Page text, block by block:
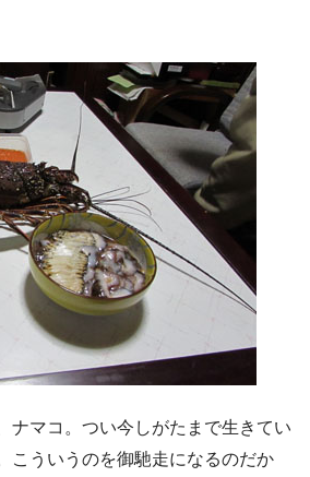
ナマコ。つい今しがたまで生きてい
こういうのを御馳走になるのだか